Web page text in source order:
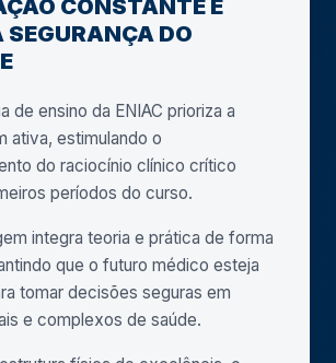
CONSTANTE E
SEGURANÇA DO
de ensino da ENIAC prioriza a
ativa, estimulando o
do raciocínio clínico crítico
períodos do curso.
integra teoria e prática de forma
que o futuro médico esteja
tomar decisões seguras em
e complexos de saúde.